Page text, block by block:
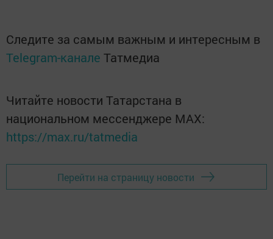
Следите за самым важным и интересным в
Telegram-канале Татмедиа
Читайте новости Татарстана в
национальном мессенджере MАХ:
https://max.ru/tatmedia
Перейти на страницу новости